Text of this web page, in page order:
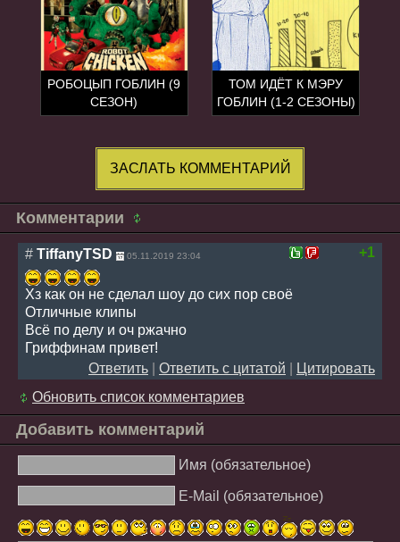
РОБОЦЫП ГОБЛИН (9
СЕЗОН)
ТОМ ИДЁТ К МЭРУ
ГОБЛИН (1-2 СЕЗОНЫ)
ЗАСЛАТЬ КОММЕНТАРИЙ
Комментарии
+1
# TiffanyTSD 05.11.2019 23:04
Хз как он не сделал шоу до сих пор своё
Отличные клипы
Всё по делу и оч ржачно
Гриффинам привет!
Ответить
Ответить с цитатой
Цитировать
Обновить список комментариев
Добавить комментарий
Имя (обязательное)
E-Mail (обязательное)